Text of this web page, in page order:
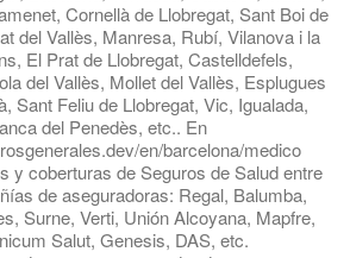
Cornellà de Llobregat, Sant Boi de
del Vallès, Manresa, Rubí, Vilanova i la
El Prat de Llobregat, Castelldefels,
del Vallès, Mollet del Vallès, Esplugues
Sant Feliu de Llobregat, Vic, Igualada,
del Penedès, etc.. En
en/barcelona/medico
y coberturas de Seguros de Salud entre
de aseguradoras: Regal, Balumba,
Surne, Verti, Unión Alcoyana, Mapfre,
Salut, Genesis, DAS, etc.